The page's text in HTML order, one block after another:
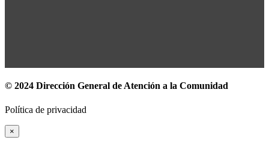
© 2024 Dirección General de Atención a la Comunidad
Política de privacidad
×